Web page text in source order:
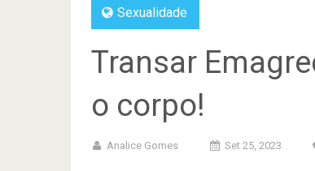
Sexualidade
Transar
o corpo!
Analice Gomes Set 25, 2023